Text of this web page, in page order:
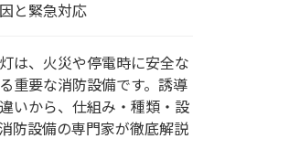
と緊急対応
は、火災や停電時に安全な
重要な消防設備です。誘導
いから、仕組み・種類・設
防設備の専門家が徹底解説